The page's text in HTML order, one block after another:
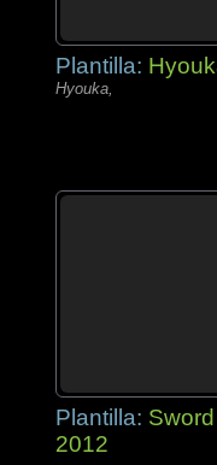
Plantilla:
Hyouka,
Plantilla:
2012